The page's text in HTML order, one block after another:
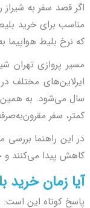
اگر قصد سفر به
مناسب برای خرید
که نرخ بلیط هواپیما
مسیر پروازی تهران
ایرلاین‌های مختلف
سال می‌شود. به همین
کمتر، سفر
در این راهنما
کاهش پیدا می‌کنند و
آیا زمان خرید
پاسخ کوتاه این است: